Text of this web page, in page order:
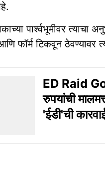
पार्श्वभूमीवर त्याचा
फॉर्म टिकवून ठेवण्यावर
ED Raid
रुपयांची
'ईडी'ची